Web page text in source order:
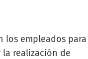
los empleados para
la realización de